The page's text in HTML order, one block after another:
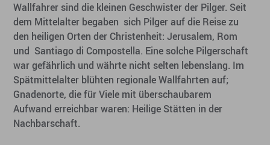
Wallfahrer sind die kleinen Geschwister der Pilger. Seit
dem Mittelalter begaben sich Pilger auf die Reise zu
den heiligen Orten der Christenheit: Jerusalem, Rom
und Santiago di Compostella. Eine solche Pilgerschaft
war gefährlich und währte nicht selten lebenslang. Im
Spätmittelalter blühten regionale Wallfahrten auf;
Gnadenorte, die für Viele mit überschaubarem
Aufwand erreichbar waren: Heilige Stätten in der
Nachbarschaft.